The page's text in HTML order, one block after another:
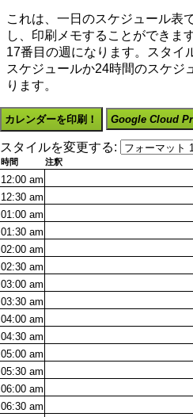
これは、一日のスケジュール表
し、印刷メモすることができま
17番目の週になります。スタイ
スケジュールか24時間のスケジ
ります。
カレンダーを印刷！ Google Cloud
スタイルを変更する:
時間 注釈
12:00 am
12:30 am
01:00 am
01:30 am
02:00 am
02:30 am
03:00 am
03:30 am
04:00 am
04:30 am
05:00 am
05:30 am
06:00 am
06:30 am